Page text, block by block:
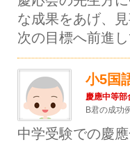
な成果をあげ、
次の目標へ前進し
小5国
慶應中等部
B君の成功
中学受験での慶